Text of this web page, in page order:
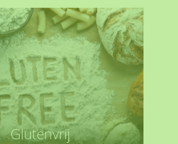
Glutenvrij